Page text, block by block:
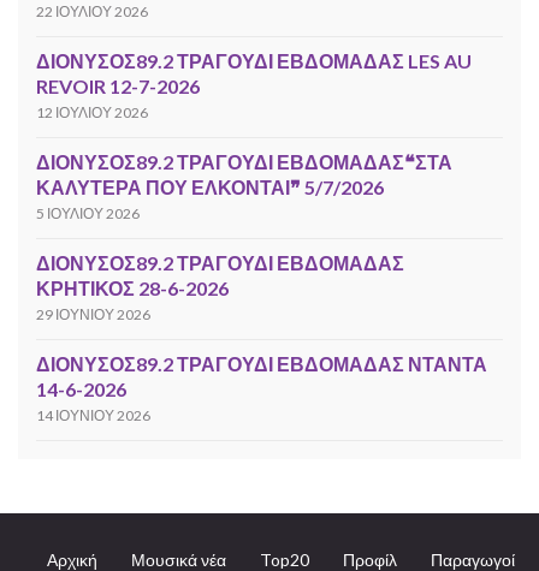
22 ΙΟΥΛΊΟΥ 2026
ΔΙΟΝΥΣΟΣ89.2 ΤΡΑΓΟΥΔΙ ΕΒΔΟΜΑΔΑΣ LES AU
REVOIR 12-7-2026
12 ΙΟΥΛΊΟΥ 2026
ΔΙΟΝΥΣΟΣ89.2 ΤΡΑΓΟΥΔΙ ΕΒΔΟΜΑΔΑΣ❝ΣΤΑ
ΚΑΛΥΤΕΡΑ ΠΟΥ ΕΛΚΟΝΤΑΙ❞ 5/7/2026
5 ΙΟΥΛΊΟΥ 2026
ΔΙΟΝΥΣΟΣ89.2 ΤΡΑΓΟΥΔΙ ΕΒΔΟΜΑΔΑΣ
ΚΡΗΤΙΚΟΣ 28-6-2026
29 ΙΟΥΝΊΟΥ 2026
ΔΙΟΝΥΣΟΣ89.2 ΤΡΑΓΟΥΔΙ ΕΒΔΟΜΑΔΑΣ ΝΤΑΝΤΑ
14-6-2026
14 ΙΟΥΝΊΟΥ 2026
Αρχική Μουσικά νέα Top20 Προφίλ
Παραγωγοί